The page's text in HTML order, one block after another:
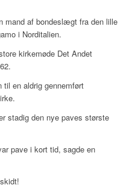
mand af bondeslægt fra den lille
i Norditalien.
kirkemøde Det Andet
til en aldrig gennemført
stadig den nye paves største
pave i kort tid, sagde en